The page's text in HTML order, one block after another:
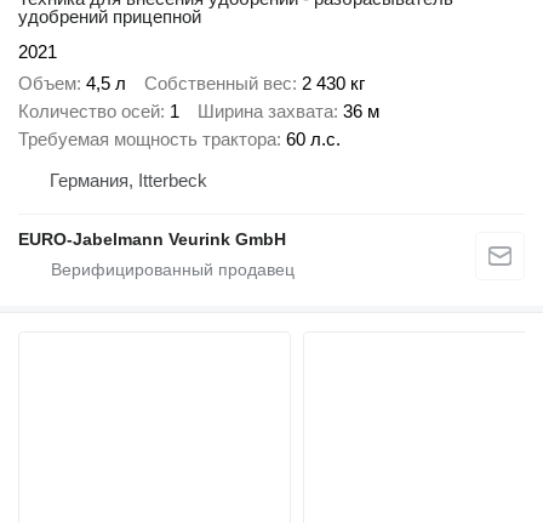
удобрений прицепной
2021
Объем 4,5 л Собственный вес 2 430 кг
Количество осей 1 Ширина захвата 36 м
Требуемая мощность трактора 60 л.с.
Германия, Itterbeck
EURO-Jabelmann Veurink GmbH